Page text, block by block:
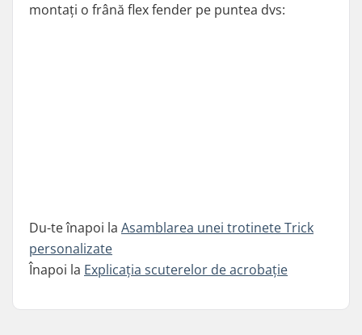
montați o frână flex fender pe puntea dvs:
Du-te înapoi la Asamblarea unei trotinete Trick
personalizate
Înapoi la Explicația scuterelor de acrobație